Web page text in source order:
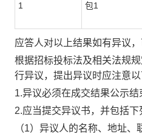
1 包1
应答人对以上结果如有异议
根据招标投标法及相关法规
行异议，提出异议时应注意以
1.异议必须在成交结果公示结
2.应当提交异议书，并包括下
（1）异议人的名称、地址、